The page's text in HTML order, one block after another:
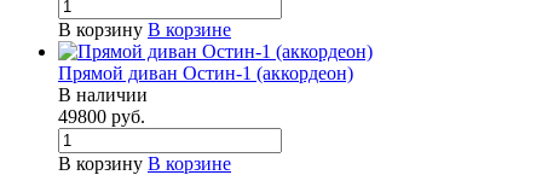
В корзину В корзине
Прямой диван Остин-1 (аккордеон)
В наличии
49800 руб.
В корзину В корзине